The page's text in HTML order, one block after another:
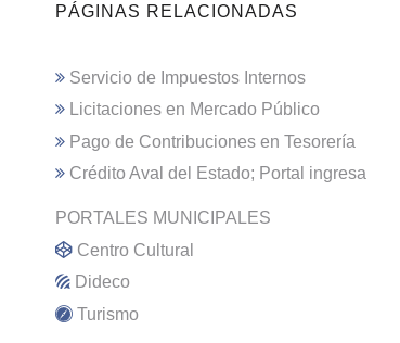
PÁGINAS RELACIONADAS
Servicio de Impuestos Internos
Licitaciones en Mercado Público
Pago de Contribuciones en Tesorería
Crédito Aval del Estado; Portal ingresa
PORTALES MUNICIPALES
Centro Cultural
Dideco
Turismo